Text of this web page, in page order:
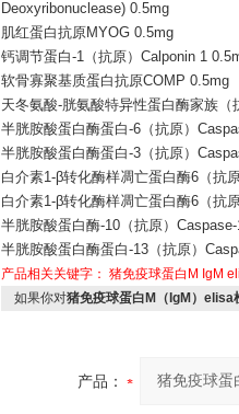
Deoxyribonuclease) 0.5mg
肌红蛋白抗原MYOG 0.5mg
钙调节蛋白-1（抗原）Calponin 1
软骨寡聚基质蛋白抗原COMP 0.5mg
天冬氨酸-胱氨酸特异性蛋白酶家族
半胱胺酸蛋白酶蛋白-6（抗原）
半胱胺酸蛋白酶蛋白-3（抗原）
白介素1-β转化酶样凋亡蛋白酶6（抗
白介素1-β转化酶样凋亡蛋白酶6（抗
半胱胺酸蛋白酶-10（抗原）
半胱胺酸蛋白酶蛋白-13（抗原）
产品相关关键字： 猪免疫球蛋白M IgM
如果你对猪免疫球蛋白M（IgM）elisa
产品：